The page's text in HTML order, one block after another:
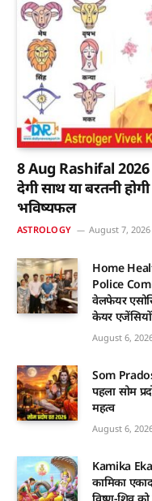
8 Aug Rashifal
देगी साथ या बरतनी
भविष्यफल
ASTROLOGY August 7, 2026
Home
Police
वेलफेयर
केयर एजेंसियों
August 6,
Som
पहला सोम
महत्व
August 6,
Kamika
कामिका